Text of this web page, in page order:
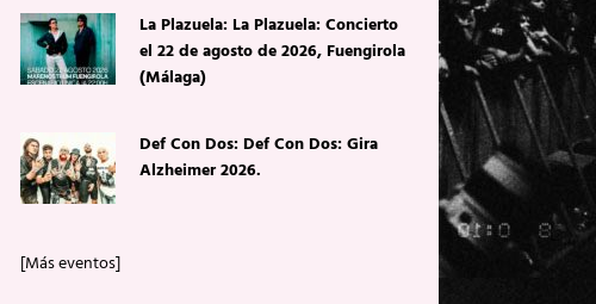
La Plazuela: La Plazuela: Concierto
el 22 de agosto de 2026, Fuengirola
(Málaga)
Def Con Dos: Def Con Dos: Gira
Alzheimer 2026.
[Más eventos]